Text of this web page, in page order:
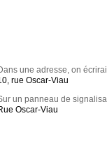
une adresse, on
rue Oscar-Viau
un panneau de
Oscar-Viau